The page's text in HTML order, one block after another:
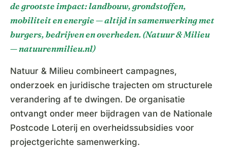
de grootste impact: landbouw, grondstoffen,
mobiliteit en energie — altijd in samenwerking met
burgers, bedrijven en overheden. (Natuur & Milieu
— natuurenmilieu.nl)
Natuur & Milieu combineert campagnes,
onderzoek en juridische trajecten om structurele
verandering af te dwingen. De organisatie
ontvangt onder meer bijdragen van de Nationale
Postcode Loterij en overheidssubsidies voor
projectgerichte samenwerking.